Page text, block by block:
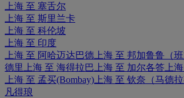
上海 至 塞舌尔
上海 至 斯里兰卡
上海 至 科伦坡
上海 至 印度
上海 至 阿哈迈达巴德 上海 至 邦加鲁鲁（班
德里 上海 至 海得拉巴 上海 至 加尔各答 上
上海 至 孟买(Bombay) 上海 至 钦奈（马德拉
凡得琅